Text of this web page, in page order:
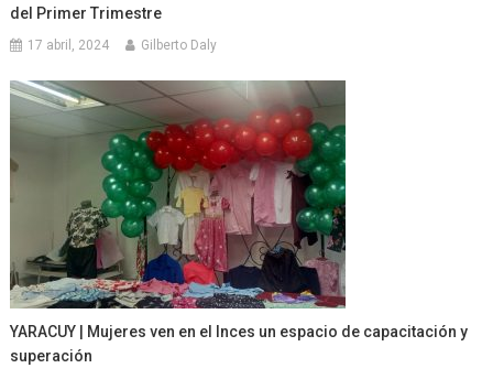
del Primer Trimestre
17 abril, 2024 Gilberto Daly
YARACUY | Mujeres ven en el Inces un espacio de capacitación y
superación